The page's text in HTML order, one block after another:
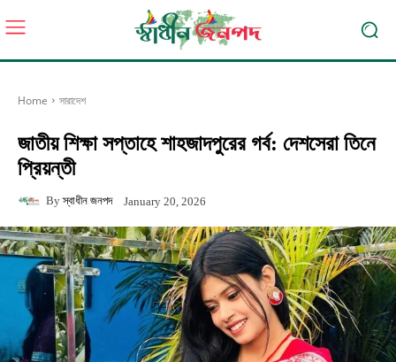
Home সারাদেশ
জাতীয় শিক্ষা সপ্তাহে শাহজাদপুরের গর্ব: দেশসেরা তিনে
প্রিয়ন্তী
By স্বাধীন জনপদ January 20, 2026